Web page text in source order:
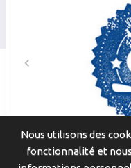
Nous utilisons des
fonctionnalité et